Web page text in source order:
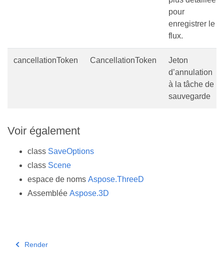
pour
enregistrer le
flux.
cancellationToken CancellationToken
Jeton
d’annulation
à la tâche de
sauvegarde
Voir également
class SaveOptions
class Scene
espace de noms Aspose.ThreeD
Assemblée Aspose.3D
Render